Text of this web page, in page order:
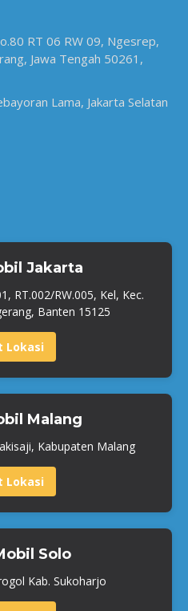
RT 06 RW 09, Ngesrep,
Jawa Tengah 50261,
Lama, Jakarta Selatan
Jakarta
RT.002/RW.005, Kel, Kec.
Banten 15125
Lokasi
Malang
Kabupaten Malang
Lokasi
Solo
Kab. Sukoharjo